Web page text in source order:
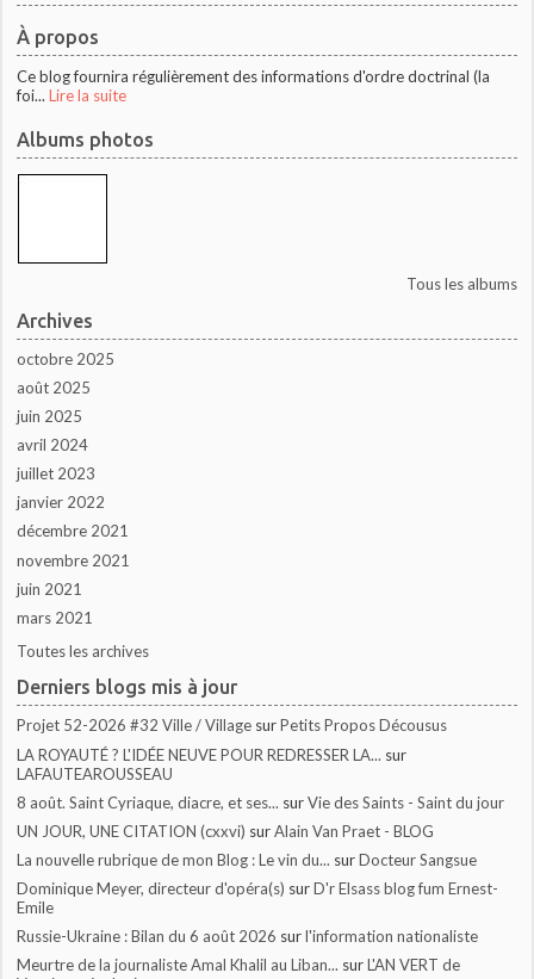
À propos
Ce blog fournira régulièrement des informations d'ordre doctrinal (la
foi... Lire la suite
Albums photos
Tous les albums
Archives
octobre 2025
août 2025
juin 2025
avril 2024
juillet 2023
janvier 2022
décembre 2021
novembre 2021
juin 2021
mars 2021
Toutes les archives
Derniers blogs mis à jour
Projet 52-2026 #32 Ville / Village surPetits Propos Décousus
LA ROYAUTÉ ? L'IDÉE NEUVE POUR REDRESSER LA... sur
LAFAUTEAROUSSEAU
8 août. Saint Cyriaque, diacre, et ses... surVie des Saints - Saint du jour
UN JOUR, UNE CITATION (cxxvi) surAlain Van Praet - BLOG
La nouvelle rubrique de mon Blog : Le vin du... surDocteur Sangsue
Dominique Meyer, directeur d'opéra(s) surD'r Elsass blog fum Ernest-
Emile
Russie-Ukraine : Bilan du 6 août 2026 surl'information nationaliste
Meurtre de la journaliste Amal Khalil au Liban... surL'AN VERT de